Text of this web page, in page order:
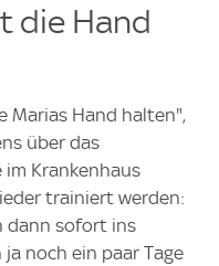
die Hand
Marias Hand halten",
über das
im Krankenhaus
trainiert werden:
dann sofort ins
ja noch ein paar Tage